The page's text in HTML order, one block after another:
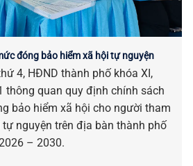
đóng bảo hiểm xã hội tự nguyện
4, HĐND thành phố khóa XI,
thông quan quy định chính sách
bảo hiểm xã hội cho người tham
nguyện trên địa bàn thành phố
– 2030.